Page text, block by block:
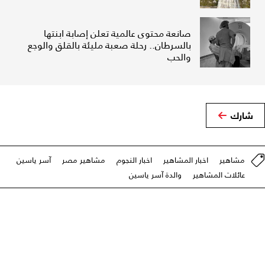
صانعة محتوى عالمية تعلن إصابة ابنتها
بالسرطان.. رحلة صعبة مليئة بالقلق والوجع
والحب
شارك
مشاهير اخبار المشاهير اخبار النجوم مشاهير مصر
آسر ياسين
عائلات المشاهير
والدة آسر ياسين